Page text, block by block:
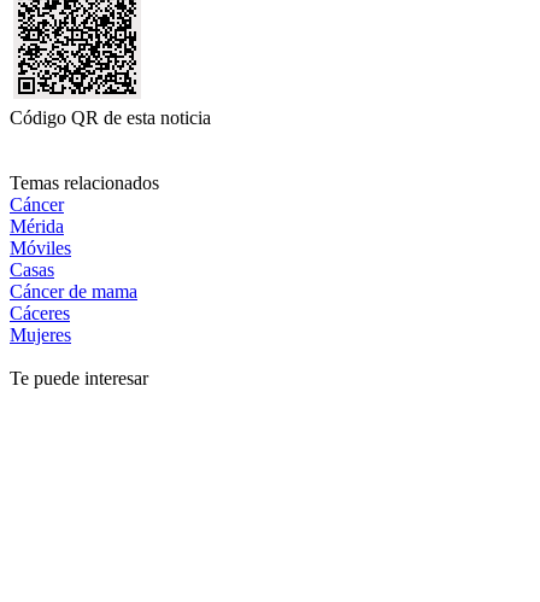
Código QR de esta noticia
Temas relacionados
Cáncer
Mérida
Móviles
Casas
Cáncer de mama
Cáceres
Mujeres
Te puede interesar